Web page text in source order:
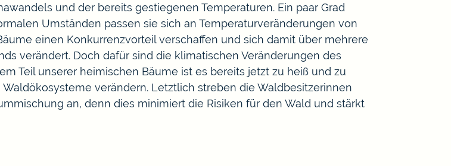
und der bereits gestiegenen Temperaturen. Ein paar Grad
Umständen passen sie sich an Temperaturveränderungen von
einen Konkurrenzvorteil verschaffen und sich damit über mehrere
verändert. Doch dafür sind die klimatischen Veränderungen des
Teil unserer heimischen Bäume ist es bereits jetzt zu heiß und zu
verändern. Letztlich streben die Waldbesitzerinnen
an, denn dies minimiert die Risiken für den Wald und stärkt